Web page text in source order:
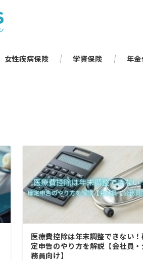
女性疾病保険 学資保険 年
医療費控除は年末調整できない！
定申告のやり方を解説【会社員・
務員向け】